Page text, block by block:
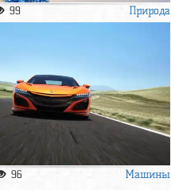
99 Природа
96 Машины